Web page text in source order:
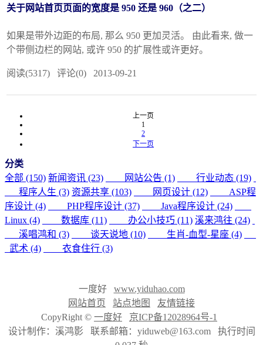
关于网站首页页面的宽度是 950 还是 960（之二）
如果是带外边距的布局, 那么 950 更加灵活。 由此看来, 做一
个带侧边栏的网站, 或许 950 的扩展性或许更好。
阅读(5317) 评论(0) 2013-09-21
上一页
1
2
下一页
分类
全部 (150) 新闻资讯 (23) 网站公告 (1)
行业动态 (19)
程序人生 (3) 资源共享 (103) 网页设计 (12)
ASP程
序设计 (4)
PHP程序设计 (37)
Java程序设计 (24)
Linux (4)
数据库 (11) 办公小技巧 (11) 溪来鸿往 (24)
溪唱鸿和 (3)
谈天说地 (10)
生肖-血型-星座 (4)
武术 (4)
衣食住行 (3)
一度好 www.yiduhao.com
网站首页
站点地图
友情链接
CopyRight © 一度好
京ICP备12028964号-1
设计制作：溪鸿影 联系邮箱：yiduweb@163.com 执行时间